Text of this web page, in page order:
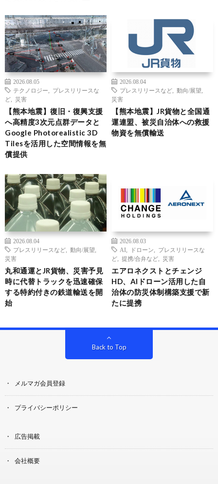
2026.08.05
テクノロジー
プレスリリースな
ど
災害
【熊本地震】復旧・復興支援
へ高精度3次元点群データと
Google Photorealistic 3D
Tilesを活用した空間情報を無
償提供
2026.08.04
プレスリリースなど
動向/展望
災害
【熊本地震】JR貨物と全国通
運連盟、被災自治体への救援
物資を無償輸送
2026.08.04
プレスリリースなど
動向/展望
災害
丸和通運とJR貨物、災害予見
時に代替トラックを迅速確保
する特約付きの鉄道輸送を開
始
2026.08.03
AI
ドローン
プレスリリースな
ど
提携/合弁など 災害
エアロネクストとチェンジ
HD、AIドローン活用した自
治体の防災体制構築支援で新
たに提携
Back to Top
メルマガ会員登録
プライバシーポリシー
広告掲載
会社概要